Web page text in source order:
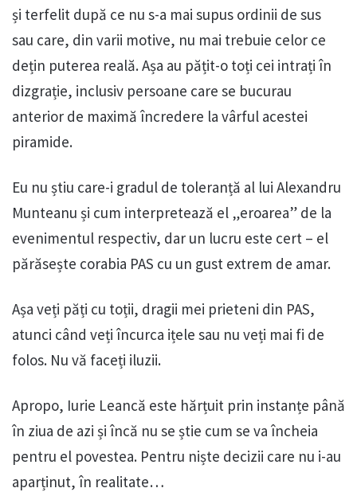
și terfelit după ce nu s-a mai supus ordinii de sus
sau care, din varii motive, nu mai trebuie celor ce
dețin puterea reală. Așa au pățit-o toți cei intrați în
dizgrație, inclusiv persoane care se bucurau
anterior de maximă încredere la vârful acestei
piramide.
Eu nu știu care-i gradul de toleranță al lui Alexandru
Munteanu și cum interpretează el „eroarea” de la
evenimentul respectiv, dar un lucru este cert – el
părăsește corabia PAS cu un gust extrem de amar.
Așa veți păți cu toții, dragii mei prieteni din PAS,
atunci când veți încurca ițele sau nu veți mai fi de
folos. Nu vă faceți iluzii.
Apropo, Iurie Leancă este hărțuit prin instanțe până
în ziua de azi și încă nu se știe cum se va încheia
pentru el povestea. Pentru niște decizii care nu i-au
aparținut, în realitate…